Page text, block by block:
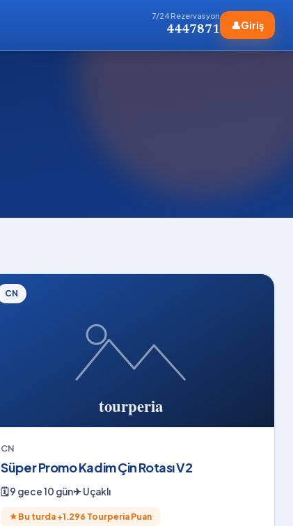
7/24 Rezervasyon
4447871 👤Giriş
CN
CN
Süper Promo Kadim Çin Rotası V2
🗓9 gece 10 gün✈Uçaklı
★ Bu turda +1.296 Tourperia Puan